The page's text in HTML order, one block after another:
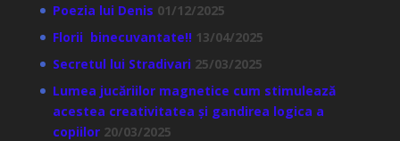
Poezia lui Denis 01/12/2025
Florii binecuvantate!! 13/04/2025
Secretul lui Stradivari 25/03/2025
Lumea jucăriilor magnetice cum stimulează
acestea creativitatea și gandirea logica a
copiilor 20/03/2025